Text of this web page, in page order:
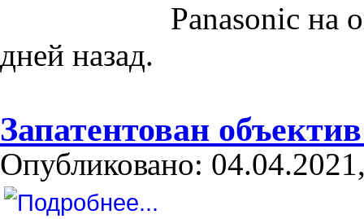
Panasonic на
дней назад.
Запатентован
Опубликовано: